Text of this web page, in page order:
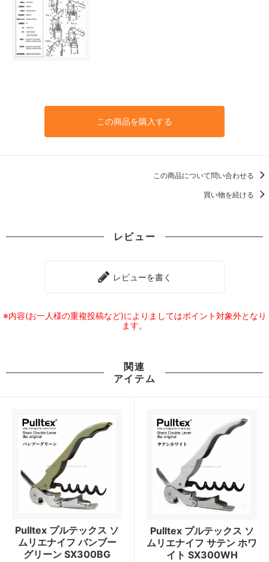
この商品を購入する
この商品について問い合わせる
買い物を続ける
レビュー
レビューを書く
※内容(お一人様の重複投稿など)によりましてはポイント対象外となり
ます。
関連
アイテム
Pulltex プルテックス ソ
ムリエナイフ バンブー
グリーン SX300BG
Pulltex プルテックス ソ
ムリエナイフ サテン ホワ
イト SX300WH